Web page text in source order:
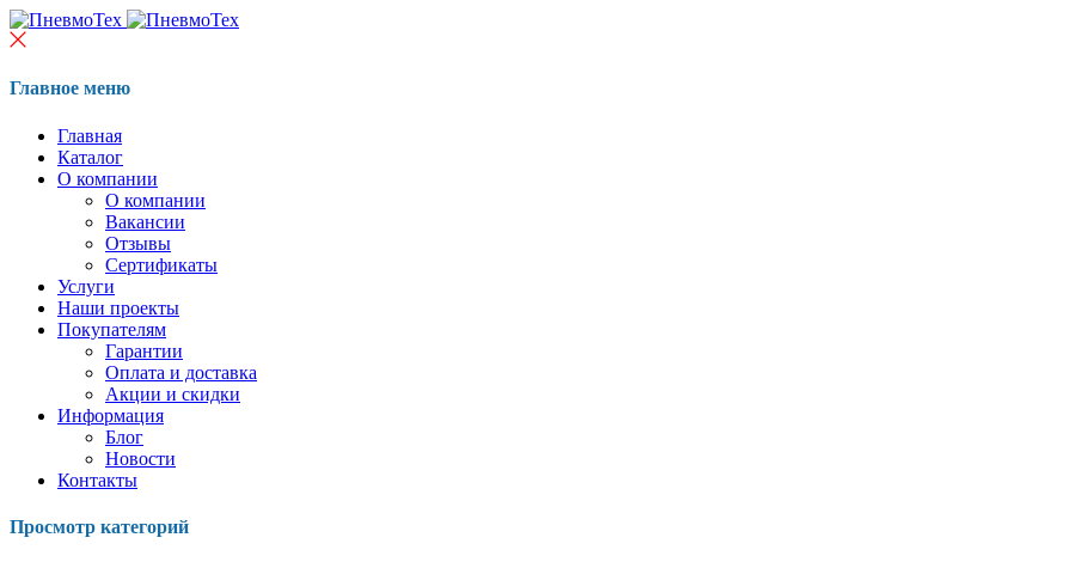
Главное меню
Главная
Каталог
О компании
О компании
Вакансии
Отзывы
Сертификаты
Услуги
Наши проекты
Покупателям
Гарантии
Оплата и доставка
Акции и скидки
Информация
Блог
Новости
Контакты
Просмотр категорий